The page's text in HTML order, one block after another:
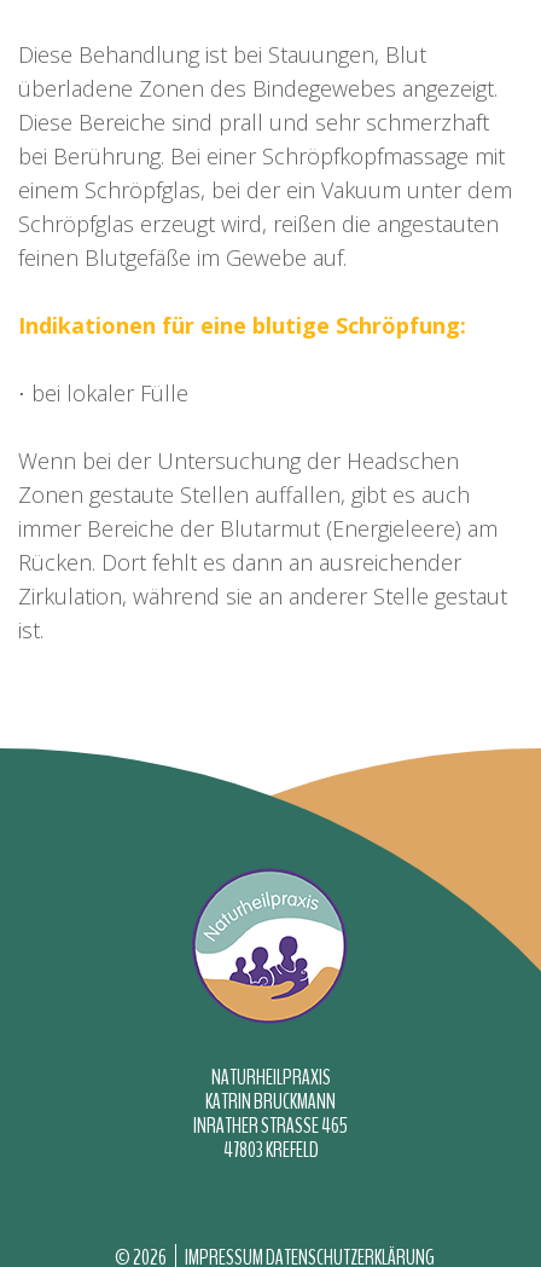
Diese Behandlung ist bei Stauungen, Blut
überladene Zonen des Bindegewebes angezeigt.
Diese Bereiche sind prall und sehr schmerzhaft
bei Berührung. Bei einer Schröpfkopfmassage mit
einem Schröpfglas, bei der ein Vakuum unter dem
Schröpfglas erzeugt wird, reißen die angestauten
feinen Blutgefäße im Gewebe auf.
Indikationen für eine blutige Schröpfung:
⋅ bei lokaler Fülle
Wenn bei der Untersuchung der Headschen
Zonen gestaute Stellen auffallen, gibt es auch
immer Bereiche der Blutarmut (Energieleere) am
Rücken. Dort fehlt es dann an ausreichender
Zirkulation, während sie an anderer Stelle gestaut
ist.
NATURHEILPRAXIS
KATRIN BRUCKMANN
INRATHER STRASSE 465
47803 KREFELD
©2026 IMPRESSUMDATENSCHUTZERKLÄRUNG